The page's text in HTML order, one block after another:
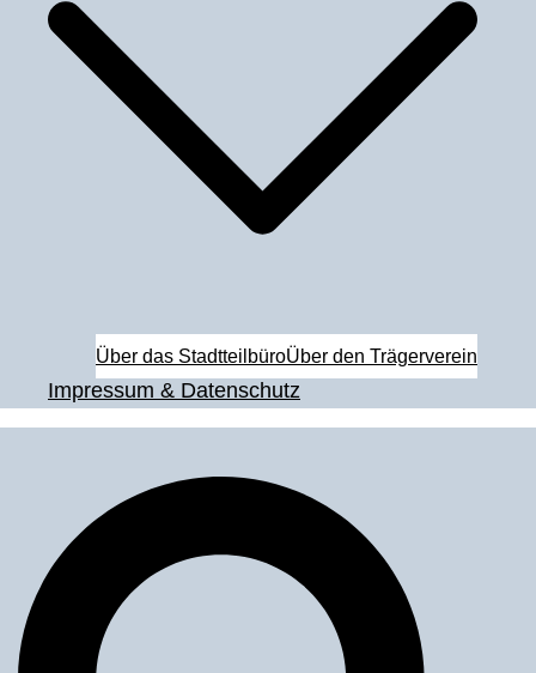
Über das StadtteilbüroÜber den Trägerverein
Impressum & Datenschutz